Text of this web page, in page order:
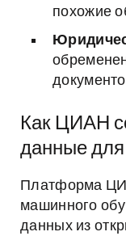
похожие
Как ЦИАН
данные для
Платформа
машинного
данных из